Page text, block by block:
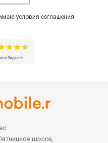
условия соглашения.
шоссе,